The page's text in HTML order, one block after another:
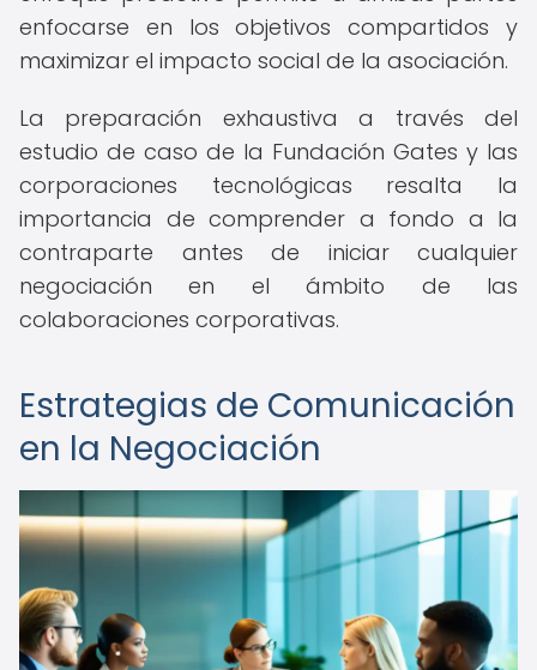
enfocarse en los objetivos compartidos y
maximizar el impacto social de la asociación.
La preparación exhaustiva a través del
estudio de caso de la Fundación Gates y las
corporaciones tecnológicas resalta la
importancia de comprender a fondo a la
contraparte antes de iniciar cualquier
negociación en el ámbito de las
colaboraciones corporativas.
Estrategias de Comunicación
en la Negociación